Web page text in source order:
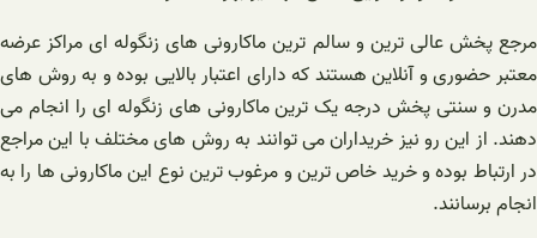
مرجع پخش عالی ترین و سالم ترین ماکارونی های زنگوله ای مراکز عرضه
معتبر حضوری و آنلاین هستند که دارای اعتبار بالایی بوده و به روش های
مدرن و سنتی پخش درجه یک ترین ماکارونی های زنگوله ای را انجام می
دهند. از این رو نیز خریداران می توانند به روش های مختلف با این مراجع
در ارتباط بوده و خرید خاص ترین و مرغوب ترین نوع این ماکارونی ها را به
انجام برسانند.